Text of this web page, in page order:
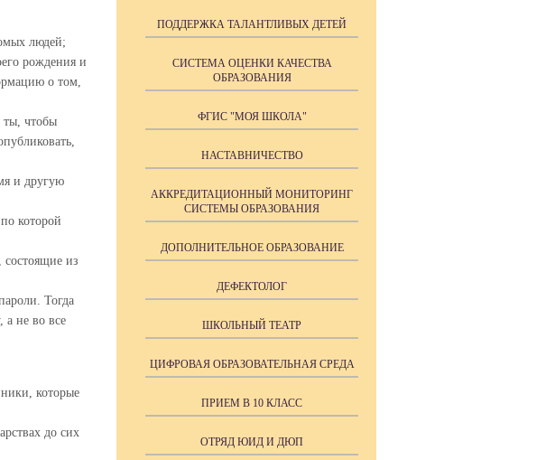
людей;
рождения и
о том,
ты, чтобы
и другую
которой
состоящие из
Тогда
а не во все
которые
до сих
ПОДДЕРЖКА ТАЛАНТЛИВЫХ ДЕТЕЙ
СИСТЕМА ОЦЕНКИ КАЧЕСТВА
ОБРАЗОВАНИЯ
ФГИС "МОЯ ШКОЛА"
НАСТАВНИЧЕСТВО
АККРЕДИТАЦИОННЫЙ МОНИТОРИНГ
СИСТЕМЫ ОБРАЗОВАНИЯ
ДОПОЛНИТЕЛЬНОЕ ОБРАЗОВАНИЕ
ДЕФЕКТОЛОГ
ШКОЛЬНЫЙ ТЕАТР
ЦИФРОВАЯ ОБРАЗОВАТЕЛЬНАЯ СРЕДА
ПРИЕМ В 10 КЛАСС
ОТРЯД ЮИД И ДЮП